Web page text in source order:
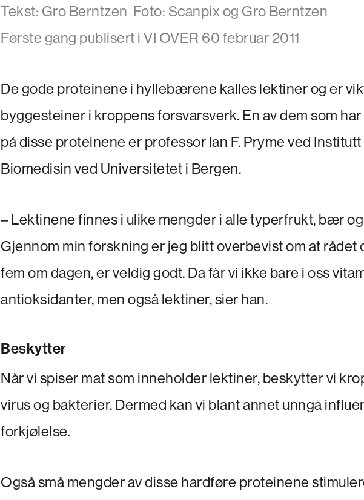
Tekst: Gro Berntzen Foto: Scanpix og Gro Berntzen
Første gang publisert i VI OVER 60 februar 2011
De gode proteinene i hyllebærene kalles lektiner og er
byggesteiner i kroppens forsvarsverk. En av dem som
på disse proteinene er professor Ian F. Pryme ved
Biomedisin ved Universitetet i Bergen.
– Lektinene finnes i ulike mengder i alle typerfrukt, bær
Gjennom min forskning er jeg blitt overbevist om at rådet
fem om dagen, er veldig godt. Da får vi ikke bare i oss
antioksidanter, men også lektiner, sier han.
Beskytter
Når vi spiser mat som inneholder lektiner, beskytter vi
virus og bakterier. Dermed kan vi blant annet unngå
forkjølelse.
Også små mengder av disse hardføre proteinene